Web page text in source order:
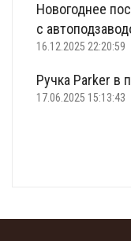
Новогоднее
с
16.12.2025 22:20:59
Ручка Parker в
17.06.2025 15:13:43
Что подарить